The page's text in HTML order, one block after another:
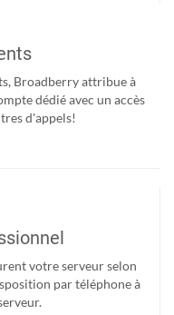
Broadberry attribue à
dédié avec un accès
d'appels!
votre serveur selon
par téléphone à